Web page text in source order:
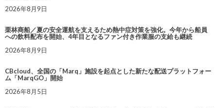
2026年8月9日
栗林商船／夏の安全運航を支えるため熱中症対策を強化。今年から船員
への飲料配布を開始、4年目となるファン付き作業服の支給も継続
2026年8月9日
CBcloud、全国の「Marq」施設を起点とした新たな配送プラットフォー
ム「MarqGO」開始
2026年8月5日